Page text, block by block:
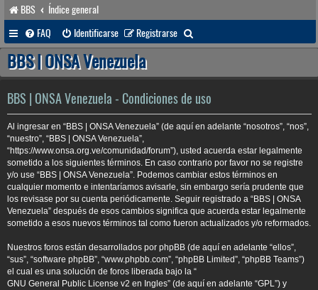
BBS
Índice general
FAQ
Identificarse Registrarse
u
a
r
BBS | ONSA Venezuela
BBS | ONSA Venezuela - Condiciones de uso
Al ingresar en “BBS | ONSA Venezuela” (de aquí en adelante “nosotros”, “nos”,
“nuestro”, “BBS | ONSA Venezuela”,
“https://www.onsa.org.ve/comunidad/forum”), usted acuerda estar legalmente
sometido a los siguientes términos. En caso contrario por favor no se registre
y/o use “BBS | ONSA Venezuela”. Podemos cambiar estos términos en
cualquier momento e intentaríamos avisarle, sin embargo sería prudente que
los revisase por su cuenta periódicamente. Seguir registrado a “BBS | ONSA
Venezuela” después de esos cambios significa que acuerda estar legalmente
sometido a esos nuevos términos tal como fueron actualizados y/o reformados.
Nuestros foros están desarrollados por phpBB (de aquí en adelante “ellos”,
“sus”, “software phpBB”, “www.phpbb.com”, “phpBB Limited”, “phpBB Teams”)
el cual es una solución de foros liberada bajo la “
GNU General Public License v2 en Ingles” (de aquí en adelante “GPL”) y